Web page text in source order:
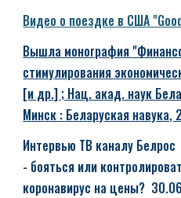
Видео о поездке в США "
Вышла монография
стимулирования
[и др.] ; Нац. акад. наук
Минск : Беларуская навука,
Интервью ТВ каналу
- бояться или
коронавирус на цены?